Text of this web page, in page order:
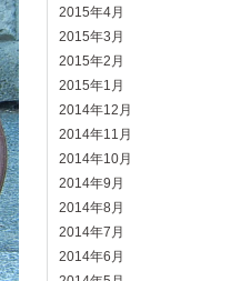
2015年4月
2015年3月
2015年2月
2015年1月
2014年12月
2014年11月
2014年10月
2014年9月
2014年8月
2014年7月
2014年6月